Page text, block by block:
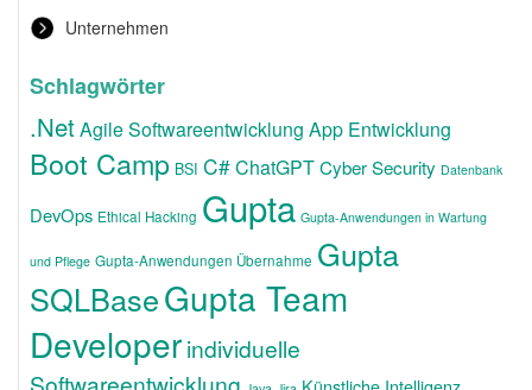
Unternehmen
Schlagwörter
.NetAgile Softwareentwicklung App Entwicklung
Boot Camp BSI C#ChatGPTCyber Security Datenbank
DevOps Ethical Hacking Gupta Gupta-Anwendungen in Wartung
und Pflege Gupta-Anwendungen Übernahme Gupta
SQLBaseGupta Team
Developerindividuelle